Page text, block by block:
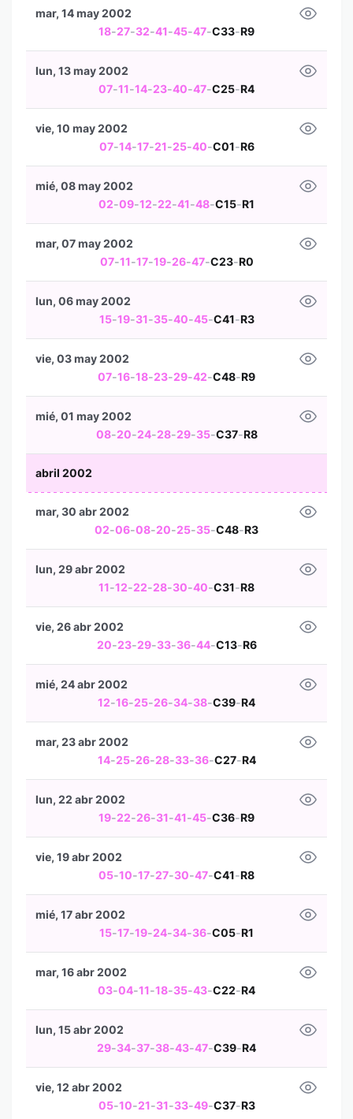
18-27-32-41-45-47-C33-R9
mar, 14 may 2002
07-11-14-23-40-47-C25-R4
lun, 13 may 2002
07-14-17-21-25-40-C01-R6
vie, 10 may 2002
02-09-12-22-41-48-C15-R1
mié, 08 may 2002
07-11-17-19-26-47-C23-R0
mar, 07 may 2002
15-19-31-35-40-45-C41-R3
lun, 06 may 2002
07-16-18-23-29-42-C48-R9
vie, 03 may 2002
08-20-24-28-29-35-C37-R8
mié, 01 may 2002
abril 2002
02-06-08-20-25-35-C48-R3
mar, 30 abr 2002
11-12-22-28-30-40-C31-R8
lun, 29 abr 2002
20-23-29-33-36-44-C13-R6
vie, 26 abr 2002
12-16-25-26-34-38-C39-R4
mié, 24 abr 2002
14-25-26-28-33-36-C27-R4
mar, 23 abr 2002
19-22-26-31-41-45-C36-R9
lun, 22 abr 2002
05-10-17-27-30-47-C41-R8
vie, 19 abr 2002
15-17-19-24-34-36-C05-R1
mié, 17 abr 2002
03-04-11-18-35-43-C22-R4
mar, 16 abr 2002
29-34-37-38-43-47-C39-R4
lun, 15 abr 2002
05-10-21-31-33-49-C37-R3
vie, 12 abr 2002